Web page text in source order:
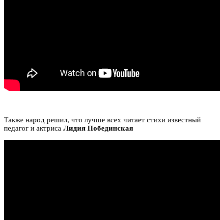
Также народ решил, что лучше всех читает стихи известный
педагог и актриса Лидия Побединская